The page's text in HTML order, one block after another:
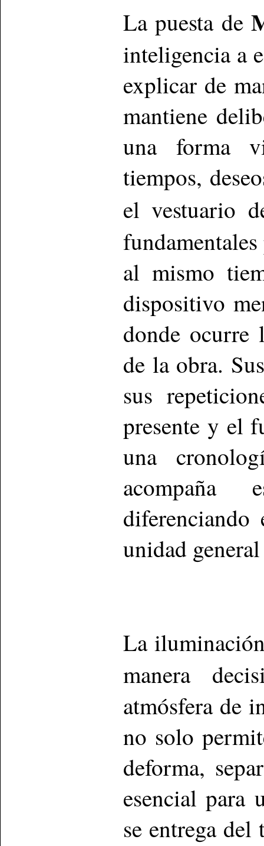
La puesta de
inteligencia a
explicar de
mantiene
una forma
tiempos,
el vestuario
al mismo
dispositivo
donde ocurre
de la obra.
sus
presente y el
una
acompaña
unidad
La
manera
atmósfera de
no solo
deforma,
esencial para
se entrega del